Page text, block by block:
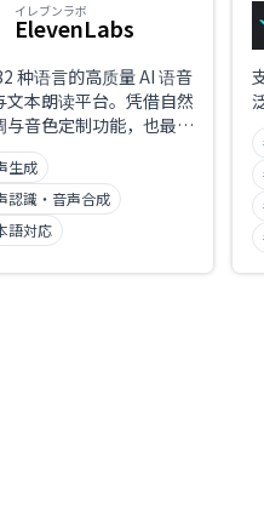
イレブンラボ
ElevenLabs
种语言的高质量 AI 语音
文本朗读平台。凭借自然
与音色定制功能，也最适
书与视频配音。
生成
認識・音声合成
語対応